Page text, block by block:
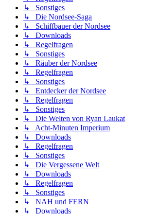
↳ Sonstiges
↳ Die Nordsee-Saga
↳ Schiffbauer der Nordsee
↳ Downloads
↳ Regelfragen
↳ Sonstiges
↳ Räuber der Nordsee
↳ Regelfragen
↳ Sonstiges
↳ Entdecker der Nordsee
↳ Regelfragen
↳ Sonstiges
↳ Die Welten von Ryan Laukat
↳ Acht-Minuten Imperium
↳ Downloads
↳ Regelfragen
↳ Sonstiges
↳ Die Vergessene Welt
↳ Downloads
↳ Regelfragen
↳ Sonstiges
↳ NAH und FERN
↳ Downloads